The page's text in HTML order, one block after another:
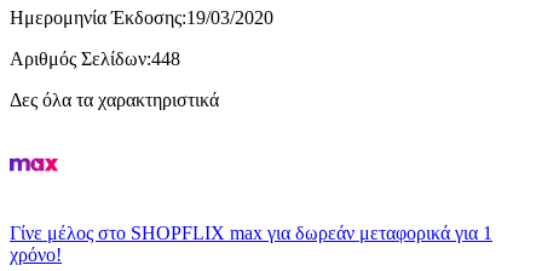
Ημερομηνία Έκδοσης:19/03/2020
Αριθμός Σελίδων:448
Δες όλα τα χαρακτηριστικά
Γίνε μέλος στο SHOPFLIX max για δωρεάν μεταφορικά για 1
χρόνο!